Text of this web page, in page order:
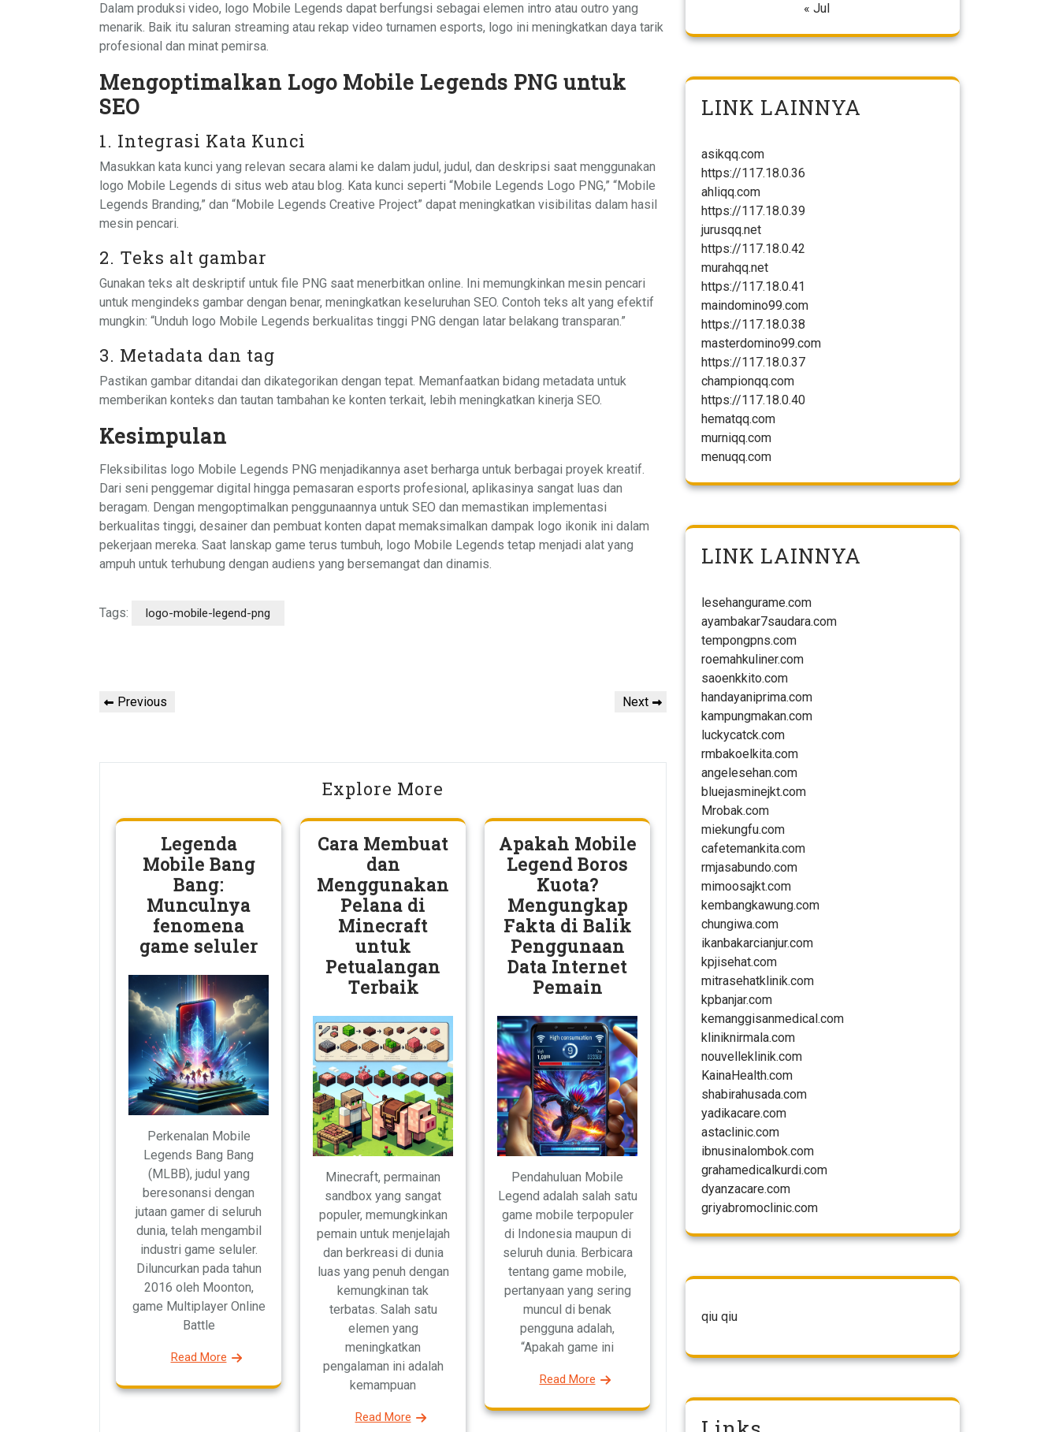
Dalam produksi video, logo Mobile Legends dapat berfungsi sebagai elemen intro atau outro yang
menarik. Baik itu saluran streaming atau rekap video turnamen esports, logo ini meningkatkan daya tarik
profesional dan minat pemirsa.
Mengoptimalkan Logo Mobile Legends PNG untuk
SEO
1. Integrasi Kata Kunci
Masukkan kata kunci yang relevan secara alami ke dalam judul, judul, dan deskripsi saat menggunakan
logo Mobile Legends di situs web atau blog. Kata kunci seperti “Mobile Legends Logo PNG,” “Mobile
Legends Branding,” dan “Mobile Legends Creative Project” dapat meningkatkan visibilitas dalam hasil
mesin pencari.
2. Teks alt gambar
Gunakan teks alt deskriptif untuk file PNG saat menerbitkan online. Ini memungkinkan mesin pencari
untuk mengindeks gambar dengan benar, meningkatkan keseluruhan SEO. Contoh teks alt yang efektif
mungkin: “Unduh logo Mobile Legends berkualitas tinggi PNG dengan latar belakang transparan.”
3. Metadata dan tag
Pastikan gambar ditandai dan dikategorikan dengan tepat. Memanfaatkan bidang metadata untuk
memberikan konteks dan tautan tambahan ke konten terkait, lebih meningkatkan kinerja SEO.
Kesimpulan
Fleksibilitas logo Mobile Legends PNG menjadikannya aset berharga untuk berbagai proyek kreatif.
Dari seni penggemar digital hingga pemasaran esports profesional, aplikasinya sangat luas dan
beragam. Dengan mengoptimalkan penggunaannya untuk SEO dan memastikan implementasi
berkualitas tinggi, desainer dan pembuat konten dapat memaksimalkan dampak logo ikonik ini dalam
pekerjaan mereka. Saat lanskap game terus tumbuh, logo Mobile Legends tetap menjadi alat yang
ampuh untuk terhubung dengan audiens yang bersemangat dan dinamis.
Tags: logo-mobile-legend-png
Post
Previous
Previous
Next
Next
Explore More
Legenda
Mobile Bang
Bang:
Munculnya
fenomena
game seluler
Perkenalan Mobile
Legends Bang Bang
(MLBB), judul yang
beresonansi dengan
jutaan gamer di seluruh
dunia, telah mengambil
industri game seluler.
Diluncurkan pada tahun
2016 oleh Moonton,
game Multiplayer Online
Battle
Read More
Cara Membuat
dan
Menggunakan
Pelana di
Minecraft
untuk
Petualangan
Terbaik
Minecraft, permainan
sandbox yang sangat
populer, memungkinkan
pemain untuk menjelajah
dan berkreasi di dunia
luas yang penuh dengan
kemungkinan tak
terbatas. Salah satu
elemen yang
meningkatkan
pengalaman ini adalah
kemampuan
Read More
Apakah Mobile
Legend Boros
Kuota?
Mengungkap
Fakta di Balik
Penggunaan
Data Internet
Pemain
Pendahuluan Mobile
Legend adalah salah satu
game mobile terpopuler
di Indonesia maupun di
seluruh dunia. Berbicara
tentang game mobile,
pertanyaan yang sering
muncul di benak
pengguna adalah,
“Apakah game ini
Read More
« Jul
LINK LAINNYA
asikqq.com
https://117.18.0.36
ahliqq.com
https://117.18.0.39
jurusqq.net
https://117.18.0.42
murahqq.net
https://117.18.0.41
maindomino99.com
https://117.18.0.38
masterdomino99.com
https://117.18.0.37
championqq.com
https://117.18.0.40
hematqq.com
murniqq.com
menuqq.com
LINK LAINNYA
lesehangurame.com
ayambakar7saudara.com
tempongpns.com
roemahkuliner.com
saoenkkito.com
handayaniprima.com
kampungmakan.com
luckycatck.com
rmbakoelkita.com
angelesehan.com
bluejasminejkt.com
Mrobak.com
miekungfu.com
cafetemankita.com
rmjasabundo.com
mimoosajkt.com
kembangkawung.com
chungiwa.com
ikanbakarcianjur.com
kpjisehat.com
mitrasehatklinik.com
kpbanjar.com
kemanggisanmedical.com
kliniknirmala.com
nouvelleklinik.com
KainaHealth.com
shabirahusada.com
yadikacare.com
astaclinic.com
ibnusinalombok.com
grahamedicalkurdi.com
dyanzacare.com
griyabromoclinic.com
qiu qiu